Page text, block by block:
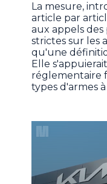
La mesure,
article par
aux appels des
strictes sur les
qu'une
Elle
réglementaire
types d'armes